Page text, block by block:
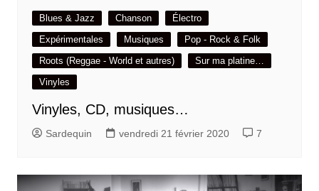
Blues & Jazz Chanson
Électro
Expérimentales
Musiques
Pop - Rock & Folk
Roots (Reggae - World et autres)
Sur ma platine…
Vinyles
Vinyles, CD, musiques…
Sardequin vendredi 21 février 2020 7